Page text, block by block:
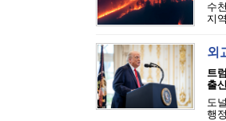
수
지
외
트
출
도
행